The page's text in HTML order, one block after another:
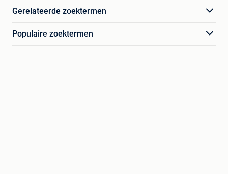
Gerelateerde zoektermen
Populaire zoektermen